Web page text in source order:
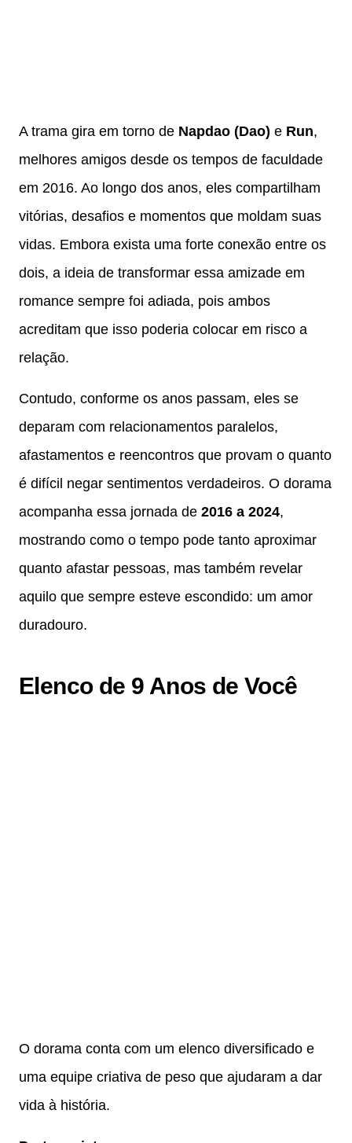
A trama gira em torno de Napdao (Dao) e Run,
melhores amigos desde os tempos de faculdade
em 2016. Ao longo dos anos, eles compartilham
vitórias, desafios e momentos que moldam suas
vidas. Embora exista uma forte conexão entre os
dois, a ideia de transformar essa amizade em
romance sempre foi adiada, pois ambos
acreditam que isso poderia colocar em risco a
relação.
Contudo, conforme os anos passam, eles se
deparam com relacionamentos paralelos,
afastamentos e reencontros que provam o quanto
é difícil negar sentimentos verdadeiros. O dorama
acompanha essa jornada de 2016 a 2024,
mostrando como o tempo pode tanto aproximar
quanto afastar pessoas, mas também revelar
aquilo que sempre esteve escondido: um amor
duradouro.
Elenco de 9 Anos de Você
O dorama conta com um elenco diversificado e
uma equipe criativa de peso que ajudaram a dar
vida à história.